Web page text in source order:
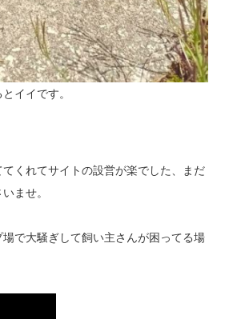
イイです。
くれてサイトの設営が楽でした、まだ
ませ。
で大騒ぎして飼い主さんが困ってる場